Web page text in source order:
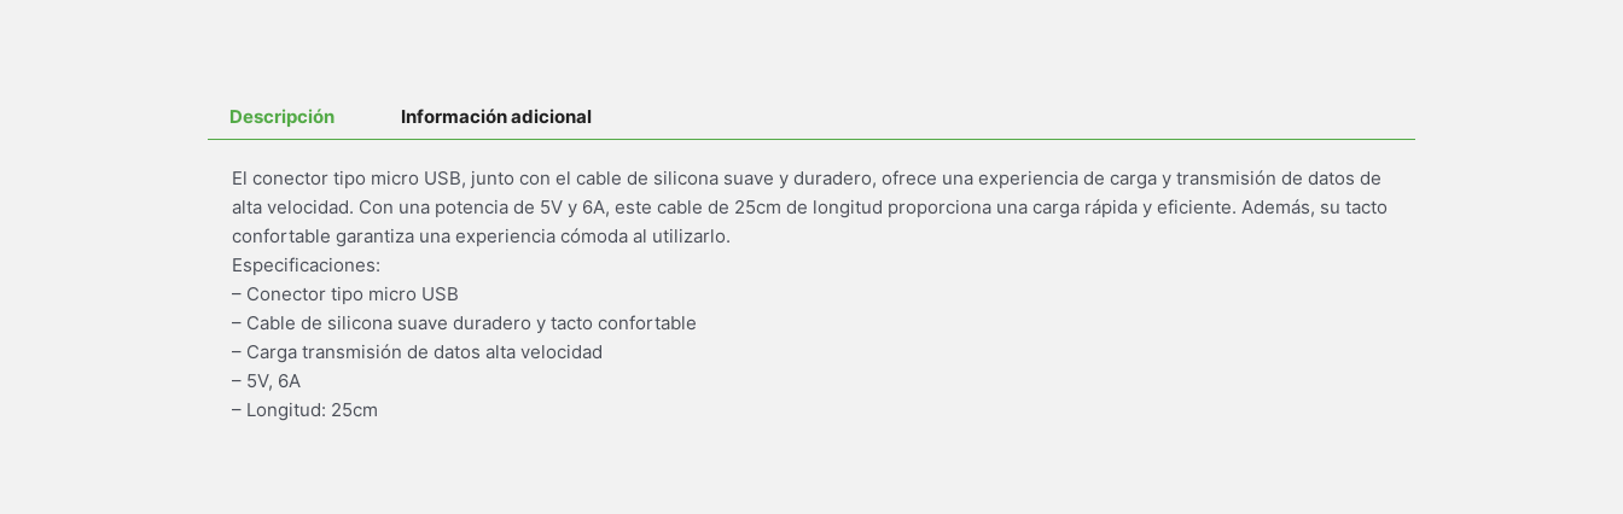
Descripción Información adicional
El conector tipo micro USB, junto con el cable de silicona suave y duradero, ofrece una experiencia de carga y transmisión de datos de
alta velocidad. Con una potencia de 5V y 6A, este cable de 25cm de longitud proporciona una carga rápida y eficiente. Además, su tacto
confortable garantiza una experiencia cómoda al utilizarlo.
Especificaciones:
– Conector tipo micro USB
– Cable de silicona suave duradero y tacto confortable
– Carga transmisión de datos alta velocidad
– 5V, 6A
– Longitud: 25cm